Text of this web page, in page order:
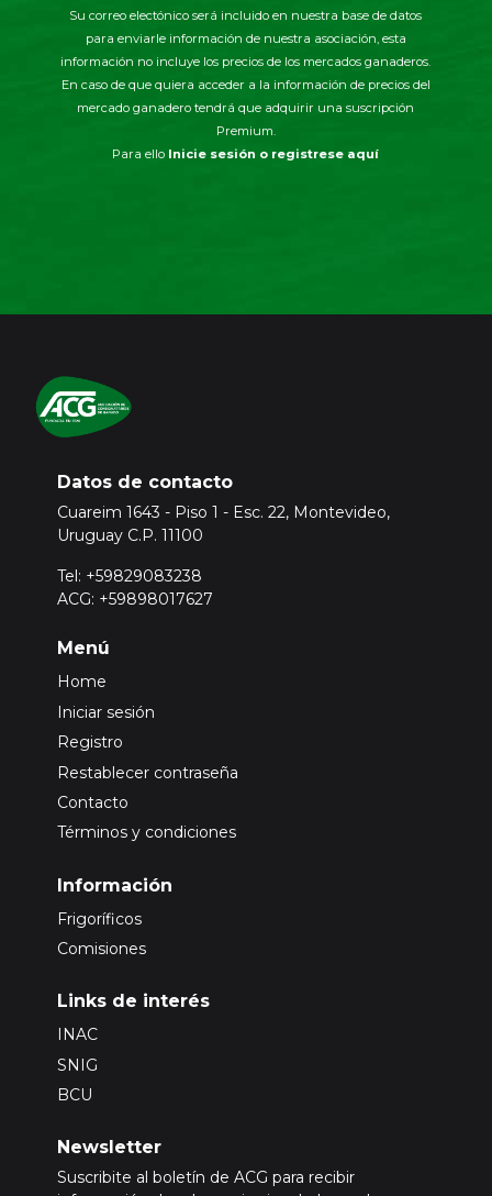
Su correo electónico será incluido en nuestra base de datos
para enviarle información de nuestra asociación, esta
información no incluye los precios de los mercados ganaderos.
En caso de que quiera acceder a la información de precios del
mercado ganadero tendrá que adquirir una suscripción
Premium.
Para ello Inicie sesión o registrese aquí
Datos de contacto
Cuareim 1643 - Piso 1 - Esc. 22, Montevideo,
Uruguay C.P. 11100
Tel: +59829083238
ACG: +59898017627
Menú
Home
Iniciar sesión
Registro
Restablecer contraseña
Contacto
Términos y condiciones
Información
Frigoríficos
Comisiones
Links de interés
INAC
SNIG
BCU
Newsletter
Suscribite al boletín de ACG para recibir